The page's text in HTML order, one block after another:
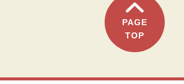
PAGE
TOP